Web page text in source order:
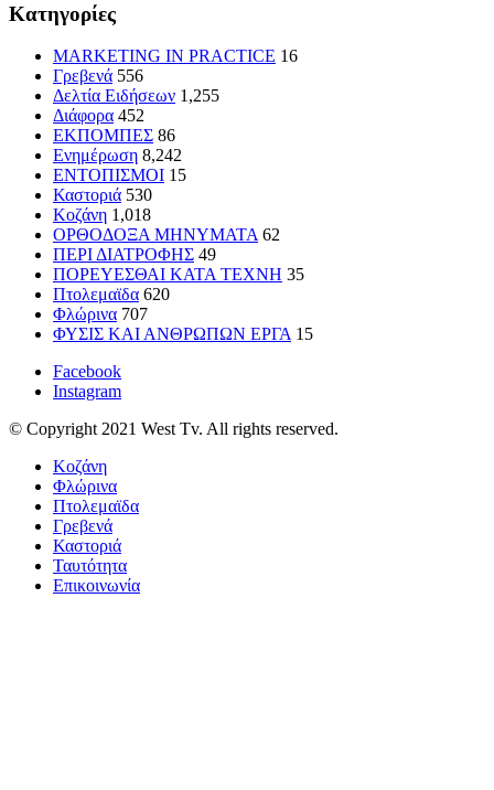
Kατηγορίες
MARKETING IN PRACTICE 16
Γρεβενά 556
Δελτία Ειδήσεων 1,255
Διάφορα 452
ΕΚΠΟΜΠΕΣ 86
Ενημέρωση 8,242
ΕΝΤΟΠΙΣΜΟΙ 15
Καστοριά 530
Κοζάνη 1,018
ΟΡΘΟΔΟΞΑ ΜΗΝΥΜΑΤΑ 62
ΠΕΡΙ ΔΙΑΤΡΟΦΗΣ 49
ΠΟΡΕΥΕΣΘΑΙ ΚΑΤΑ ΤΕΧΝΗ 35
Πτολεμαϊδα 620
Φλώρινα 707
ΦΥΣΙΣ ΚΑΙ ΑΝΘΡΩΠΩΝ ΕΡΓΑ 15
Facebook
Instagram
© Copyright 2021 West Tv. All rights reserved.
Κοζάνη
Φλώρινα
Πτολεμαϊδα
Γρεβενά
Καστοριά
Ταυτότητα
Επικοινωνία